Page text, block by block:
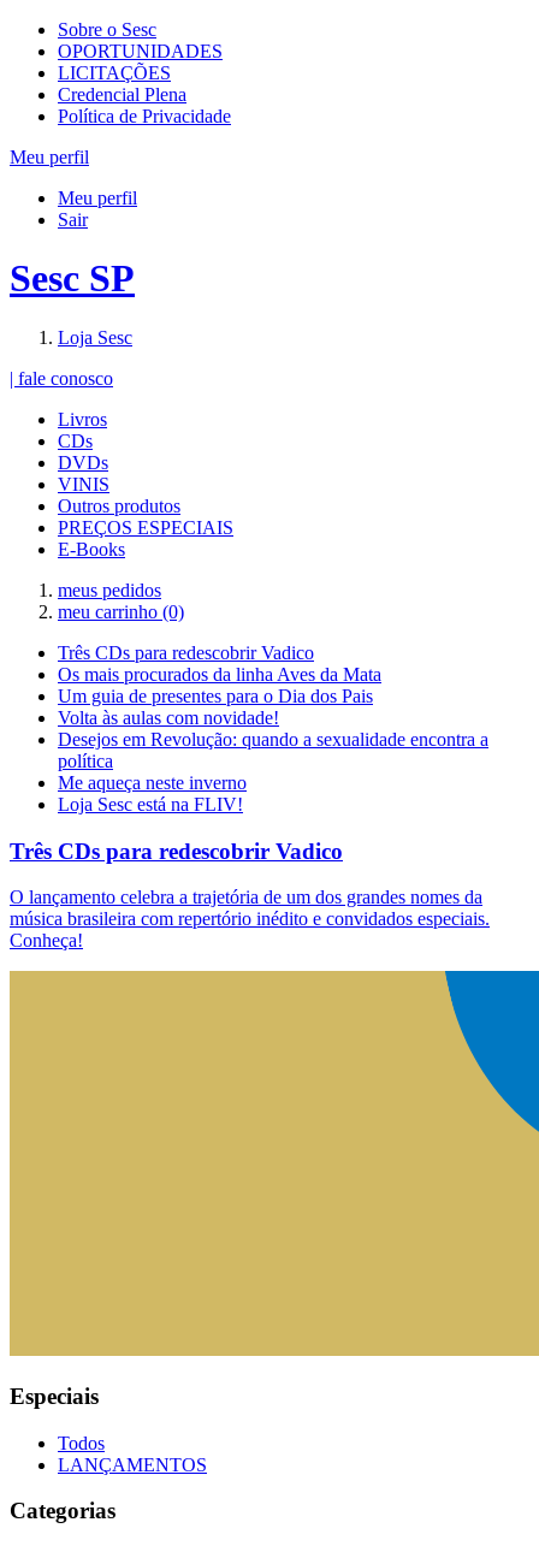
Sobre o Sesc
OPORTUNIDADES
LICITAÇÕES
Credencial Plena
Política de Privacidade
Meu perfil
Meu perfil
Sair
Sesc SP
Loja Sesc
| fale conosco
Livros
CDs
DVDs
VINIS
Outros produtos
PREÇOS ESPECIAIS
E-Books
meus pedidos
meu carrinho (0)
Três CDs para redescobrir Vadico
Os mais procurados da linha Aves da Mata
Um guia de presentes para o Dia dos Pais
Volta às aulas com novidade!
Desejos em Revolução: quando a sexualidade encontra a
política
Me aqueça neste inverno
Loja Sesc está na FLIV!
Três CDs para redescobrir Vadico
O lançamento celebra a trajetória de um dos grandes nomes da
música brasileira com repertório inédito e convidados especiais.
Conheça!
Especiais
Todos
LANÇAMENTOS
Categorias